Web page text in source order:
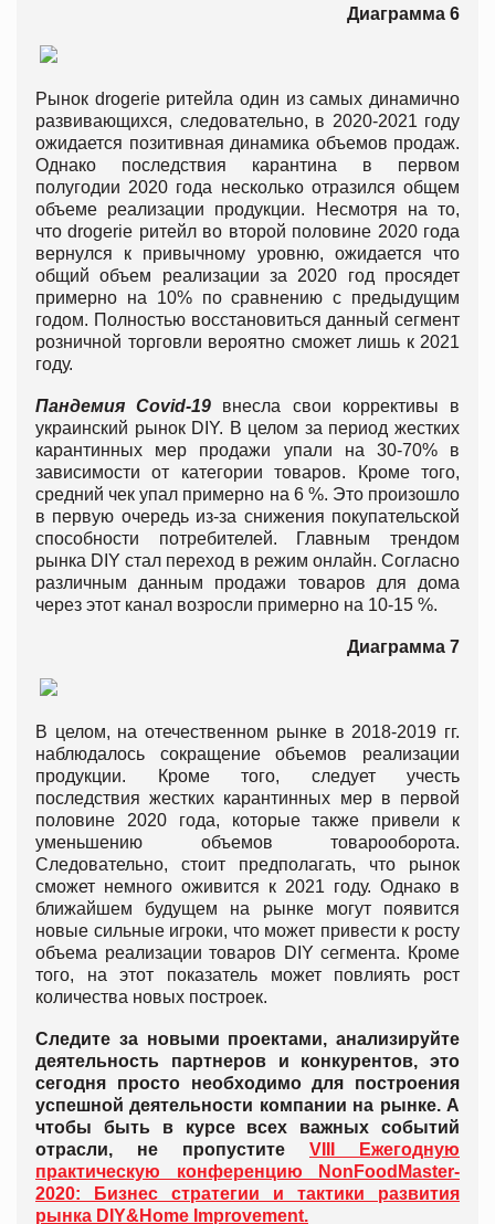
Диаграмма 6
Рынок drogerie ритейла один из самых динамично
развивающихся, следовательно, в 2020-2021 году
ожидается позитивная динамика объемов продаж.
Однако последствия карантина в первом
полугодии 2020 года несколько отразился общем
объеме реализации продукции. Несмотря на то,
что drogerie ритейл во второй половине 2020 года
вернулся к привычному уровню, ожидается что
общий объем реализации за 2020 год просядет
примерно на 10% по сравнению с предыдущим
годом. Полностью восстановиться данный сегмент
розничной торговли вероятно сможет лишь к 2021
году.
ПандемияCovid-19 внесла свои коррективы в
украинский рынок DIY. В целом за период жестких
карантинных мер продажи упали на 30-70% в
зависимости от категории товаров. Кроме того,
средний чек упал примерно на 6 %. Это произошло
в первую очередь из-за снижения покупательской
способности потребителей. Главным трендом
рынка DIY стал переход в режим онлайн. Согласно
различным данным продажи товаров для дома
через этот канал возросли примерно на 10-15 %.
Диаграмма 7
В целом, на отечественном рынке в 2018-2019 гг.
наблюдалось сокращение объемов реализации
продукции. Кроме того, следует учесть
последствия жестких карантинных мер в первой
половине 2020 года, которые также привели к
уменьшению объемов товарооборота.
Следовательно, стоит предполагать, что рынок
сможет немного оживится к 2021 году. Однако в
ближайшем будущем на рынке могут появится
новые сильные игроки, что может привести к росту
объема реализации товаров DIY сегмента. Кроме
того, на этот показатель может повлиять рост
количества новых построек.
Следите за новыми проектами, анализируйте
деятельность партнеров и конкурентов, это
сегодня просто необходимо для построения
успешной деятельности компании на рынке. А
чтобы быть в курсе всех важных событий
отрасли, не пропустите VIІI Ежегодную
практическую конференцию NonFoodMaster-
2020: Бизнес стратегии и тактики развития
рынка DIY&Home Improvement.